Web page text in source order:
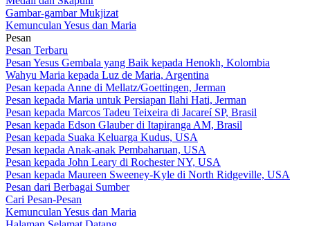
Gambar-gambar Mukjizat
Kemunculan Yesus dan Maria
Pesan
Pesan Terbaru
Pesan Yesus Gembala yang Baik kepada Henokh, Kolombia
Wahyu Maria kepada Luz de Maria, Argentina
Pesan kepada Anne di Mellatz/Goettingen, Jerman
Pesan kepada Maria untuk Persiapan Ilahi Hati, Jerman
Pesan kepada Marcos Tadeu Teixeira di Jacareí SP, Brasil
Pesan kepada Edson Glauber di Itapiranga AM, Brasil
Pesan kepada Suaka Keluarga Kudus, USA
Pesan kepada Anak-anak Pembaharuan, USA
Pesan kepada John Leary di Rochester NY, USA
Pesan kepada Maureen Sweeney-Kyle di North Ridgeville, USA
Pesan dari Berbagai Sumber
Cari Pesan-Pesan
Kemunculan Yesus dan Maria